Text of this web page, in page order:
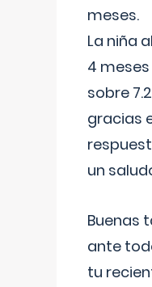
meses.
La niña
4
sobre
gracias
un
Buenas
ante
tu